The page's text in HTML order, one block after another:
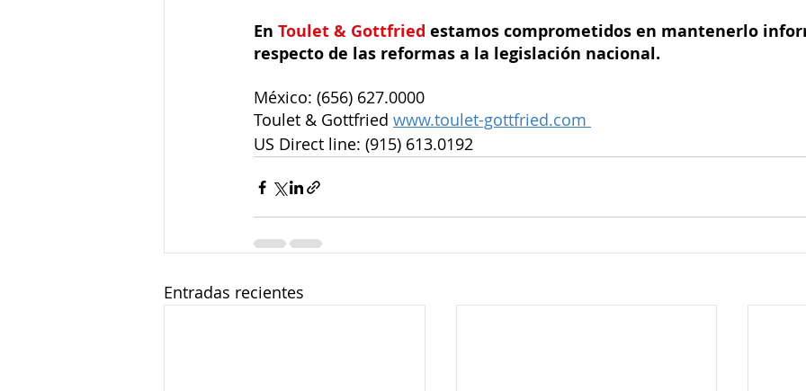
En Toulet & Gottfried estamos comprometidos en mantenerlo
respecto de las reformas a la legislación nacional.
México: (656) 627.0000
Toulet & Gottfried www.toulet-gottfried.com
US Direct line: (915) 613.0192
Entradas recientes